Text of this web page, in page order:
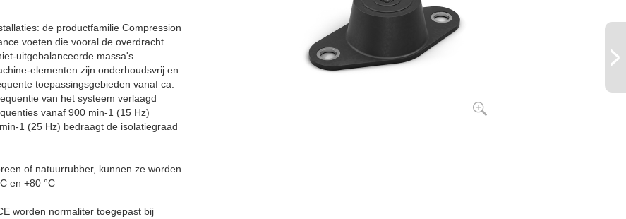
de productfamilie Compression
voeten die vooral de overdracht
uitgebalanceerde massa's
elementen zijn onderhoudsvrij en
toepassingsgebieden vanaf ca.
van het systeem verlaagd
vanaf 900 min-1 (15 Hz)
1 (25 Hz) bedraagt de isolatiegraad
of natuurrubber, kunnen ze worden
en +80 °C
worden normaliter toegepast bij